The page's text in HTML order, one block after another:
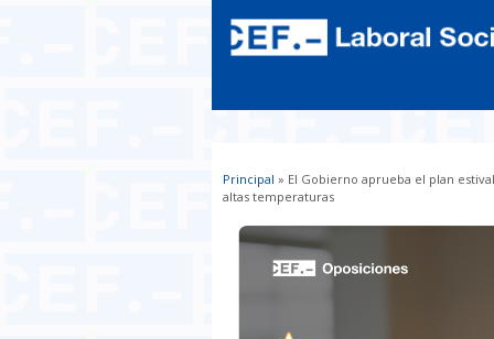
Usted está aquí
Principal » El Gobierno aprueba el plan
altas temperaturas